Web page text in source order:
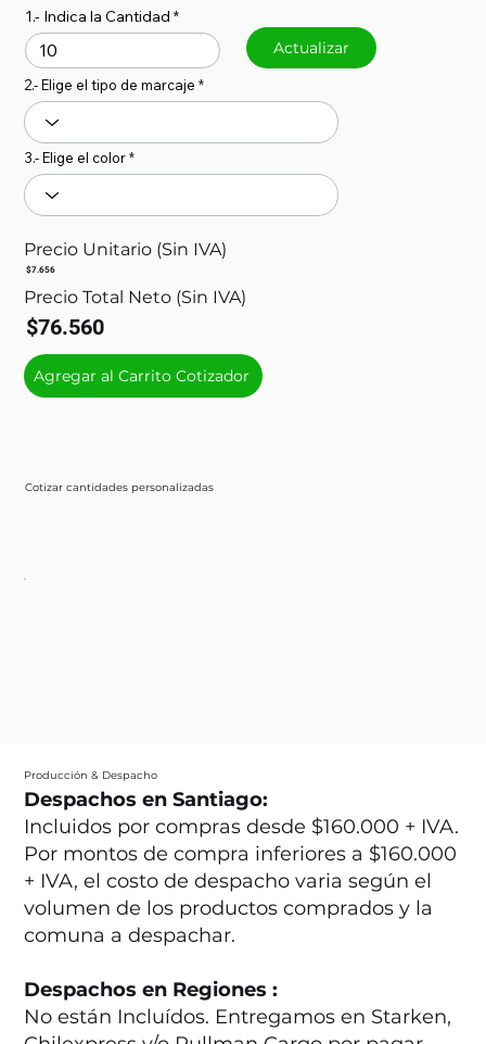
Cotizar cantidades personalizadas
1.- Indica la Cantidad
Actualizar
2.- Elige el tipo de marcaje
3.- Elige el color
Precio Unitario (Sin IVA)
$7.656
Precio Total Neto (Sin IVA)
$76.560
Agregar al Carrito Cotizador
Producción & Despacho
Despachos en Santiago:
Incluidos por compras desde $160.000 + IVA.
Por montos de compra inferiores a $160.000
+ IVA, el costo de despacho varia según el
volumen de los productos comprados y la
comuna a despachar.
Despachos en Regiones :
No están Incluídos. Entregamos en Starken,